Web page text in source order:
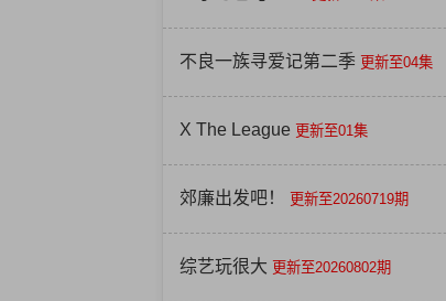
不良一族寻爱记第二季 更新至04集
X The League 更新至01集
郊廉出发吧！ 更新至20260719期
综艺玩很大 更新至20260802期